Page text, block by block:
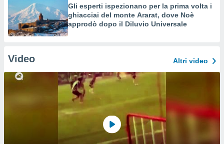
Gli esperti ispezionano per la prima volta i
ghiacciai del monte Ararat, dove Noè
approdò dopo il Diluvio Universale
Video Altri video